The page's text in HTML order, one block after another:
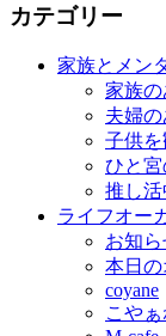
カテゴリー
家族とメン
家族
夫婦
子供
ひと宮
推し
ライフオー
お知
本日の
coyane
こや